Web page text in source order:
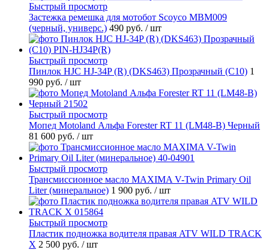
Быстрый просмотр
Застежка ремешка для мотобот Scoyco MBM009
(черный, универс.) 490 руб. / шт
Быстрый просмотр
Пинлок HJC HJ-34P (R) (DKS463) Прозрачный (C10) 1
990 руб. / шт
Быстрый просмотр
Мопед Motoland Альфа Forester RT 11 (LM48-B) Черный
81 600 руб. / шт
Быстрый просмотр
Трансмиссионное масло MAXIMA V-Twin Primary Oil
Liter (минеральное) 1 900 руб. / шт
Быстрый просмотр
Пластик подножка водителя правая ATV WILD TRACK
X 2 500 руб. / шт